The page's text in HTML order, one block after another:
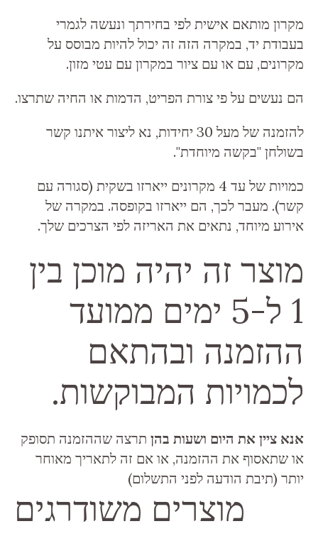
מקרון מותאם אישית לפי בחירתך ונעשה לגמרי
בעבודת יד, במקרה הזה זה יכול להיות מבוסס על
מקרונים, עם או עם ציור במקרון עם עטי מזון.
הם נעשים על פי צורת הפריט, הדמות או החיה שתרצו.
להזמנה של מעל 30 יחידות, נא ליצור איתנו קשר
בשולחן "בקשה מיוחדת".
כמויות של עד 4 מקרונים ייארזו בשקית (סגורה עם
קשר). מעבר לכך, הם ייארזו בקופסה. במקרה של
אירוע מיוחד, נתאים את האריזה לפי הצרכים שלך.
מוצר זה יהיה מוכן בין
1 ל-5 ימים ממועד
ההזמנה ובהתאם
לכמויות המבוקשות.
אנא ציין את היום ושעות בהן תרצה שההזמנה תסופק
או שתאסוף את ההזמנה, או אם זה לתאריך מאוחר
יותר (תיבת הודעה לפני התשלום)
מוצרים משודרגים